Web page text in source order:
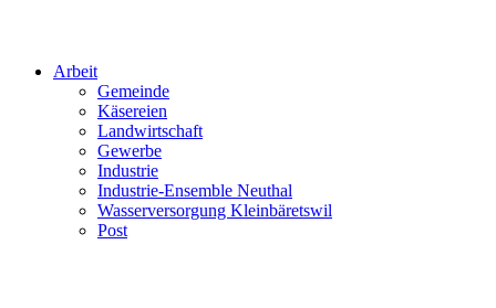
Arbeit
Gemeinde
Käsereien
Landwirtschaft
Gewerbe
Industrie
Industrie-Ensemble Neuthal
Wasserversorgung Kleinbäretswil
Post